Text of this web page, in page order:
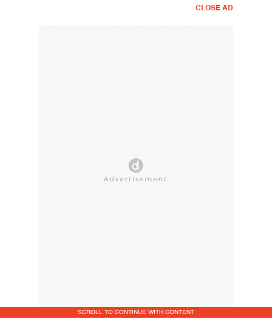
CLOSE AD
SCROLL TO CONTINUE WITH CONTENT